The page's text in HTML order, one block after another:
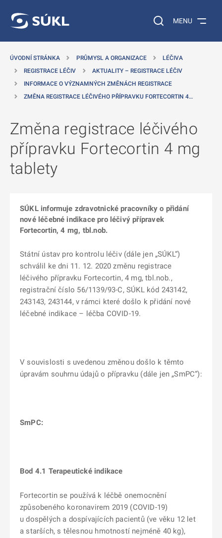
Vyhledávání na
MENU
ÚVODNÍ STRÁNKA PRŮMYSL A ORGANIZACE
LÉČIVA
REGISTRACE LÉČIV
AKTUALITY – REGISTRACE LÉČIV
INFORMACE O VÝZNAMNÝCH ZMĚNÁCH REGISTRACE
ZMĚNA REGISTRACE LÉČIVÉHO PŘÍPRAVKU FORTECORTIN 4…
Změna registrace léčivého
přípravku Fortecortin 4 mg
tablety
SÚKL informuje zdravotnické pracovníky o přidání
nové léčebné indikace pro léčivý přípravek
Fortecortin, 4 mg, tbl.nob.
Státní ústav pro kontrolu léčiv (dále jen „SÚKL“)
schválil ke dni 11. 12. 2020 změnu registrace
léčivého přípravku Fortecortin, 4 mg, tbl.nob.,
registrační číslo 56/1139/93-C, SÚKL kód 243142,
243143, 243144, v rámci které došlo k přidání nové
léčebné indikace – léčba COVID-19.
V souvislosti s uvedenou změnou došlo k těmto
úpravám souhrnu údajů o přípravku (dále jen „SmPC“):
SmPC:
Bod 4.1 Terapeutické indikace
Fortecortin se používá k léčbě onemocnění
způsobeného koronavirem 2019 (COVID-19)
u dospělých a dospívajících pacientů (ve věku 12 let
a starších, s tělesnou hmotností nejméně 40 kg),